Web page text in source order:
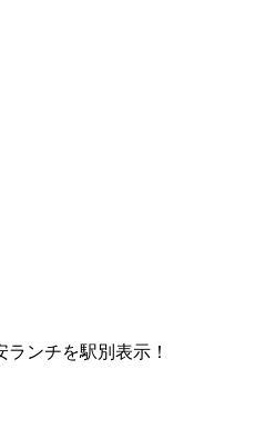
ンチを駅別表示！